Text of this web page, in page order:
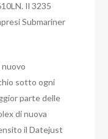
Il 3235
Submariner
nuovo
sotto ogni
parte delle
di nuova
il Datejust